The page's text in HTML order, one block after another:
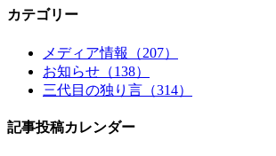
カテゴリー
メディア情報（207）
お知らせ（138）
三代目の独り言（314）
記事投稿カレンダー